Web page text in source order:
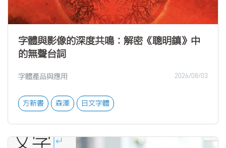
字體與影像的深度共鳴：解密《聰明鎮》中
的無聲台詞
字體產品與應用 2026/08/03
方新書 森澤 日文字體